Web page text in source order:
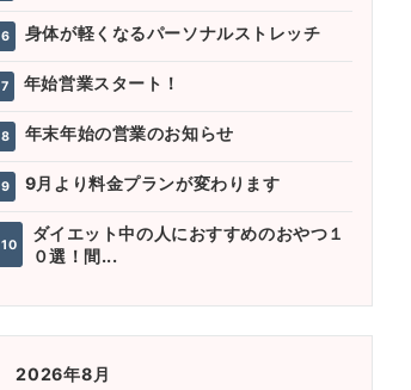
6 身体が軽くなるパーソナルストレッチ
7 年始営業スタート！
8 年末年始の営業のお知らせ
9 9月より料金プランが変わります
10
ダイエット中の人におすすめのおやつ１
０選！間...
2026年8月